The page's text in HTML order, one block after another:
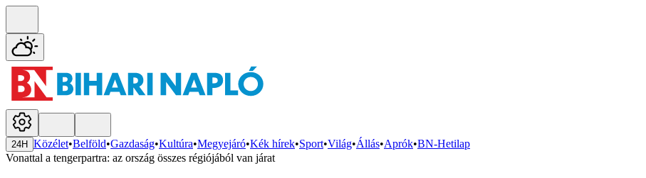
24H Közélet•Belföld•Gazdaság•Kultúra•Megyejáró•Kék hírek•Sport•Világ•Állás•Aprók•BN-Hetilap
Vonattal a tengerpartra: az ország összes régiójából van járat